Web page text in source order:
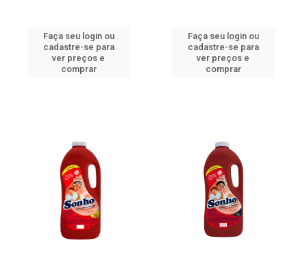
Faça seu login ou
cadastre-se para
ver preços e
comprar
Faça seu login ou
cadastre-se para
ver preços e
comprar